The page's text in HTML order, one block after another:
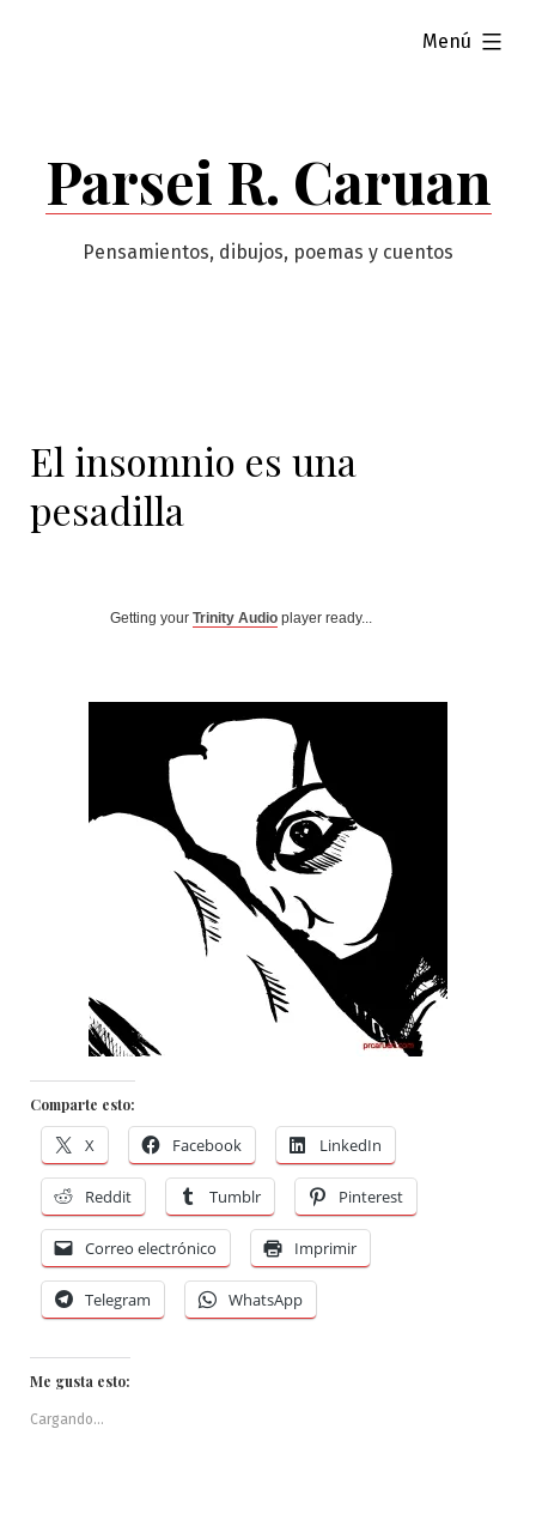
Parsei R. Caruan
Pensamientos, dibujos, poemas y cuentos
Menú
ampliado
El insomnio es una
pesadilla
Getting your Trinity Audio player ready...
Comparte esto:
X Facebook LinkedIn
Reddit Tumblr Pinterest
Correo electrónico Imprimir
Telegram WhatsApp
Me gusta esto:
Cargando...